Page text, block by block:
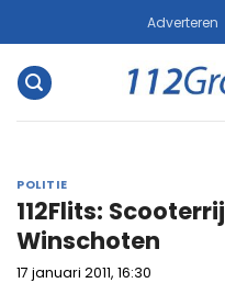
naar
inhoud
Adverteren
POLITIE
112Flits:
Winschoten
17 januari 2011, 16:30